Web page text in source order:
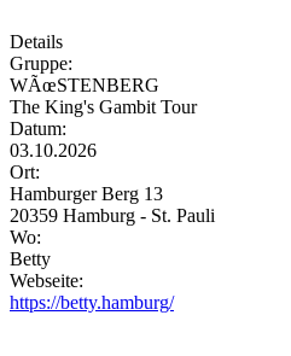
Details
Gruppe:
WÃœSTENBERG
The King's Gambit Tour
Datum:
03.10.2026
Ort:
Hamburger Berg 13
20359 Hamburg - St. Pauli
Wo:
Betty
Webseite:
https://betty.hamburg/